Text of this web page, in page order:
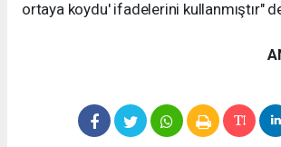
ortaya koydu' ifadelerini kullanmıştır"